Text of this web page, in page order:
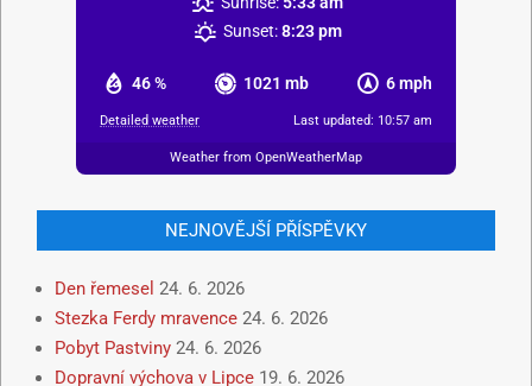
46 % 1021 mb 6 mph
Sunset: 8:23 pm
Detailed weather Last updated: 10:57 am
Weather from OpenWeatherMap
NEJNOVĚJŠÍ PŘÍSPĚVKY
Den řemesel 24. 6. 2026
Stezka Ferdy mravence 24. 6. 2026
Pobyt Pastviny 24. 6. 2026
Dopravní výchova v Lipce 19. 6. 2026